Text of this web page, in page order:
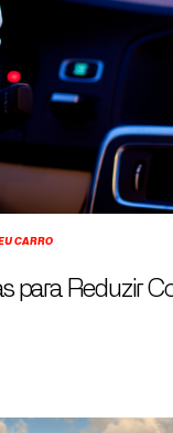
CARRO
para Reduzir